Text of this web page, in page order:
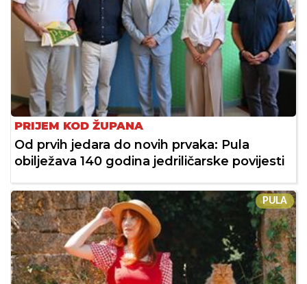
PRIJEM KOD ŽUPANA
Od prvih jedara do novih prvaka: Pula
obilježava 140 godina jedriličarske povijesti
PULA